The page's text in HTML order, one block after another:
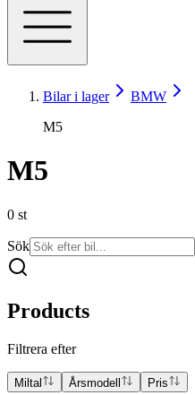
Bilar i lager
BMW
M5
M5
0 st
Sök
Products
Filtrera efter
Miltal Årsmodell Pris